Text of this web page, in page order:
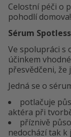
Celostní péči o
pohodlí domova!
Sérum
Ve spolupráci s
účinkem
přesvědčeni, že
Jedná se o
potlačuje
aktéra při
příznivě
nedochází tak